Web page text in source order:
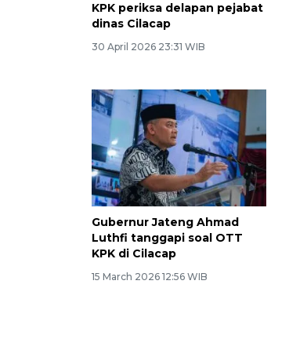
KPK periksa delapan pejabat
dinas Cilacap
30 April 2026 23:31 WIB
Gubernur Jateng Ahmad
Luthfi tanggapi soal OTT
KPK di Cilacap
15 March 2026 12:56 WIB